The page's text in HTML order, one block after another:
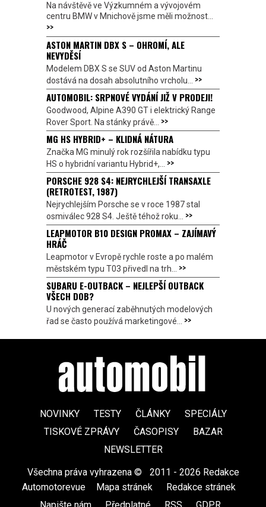
Na návštěvě ve Výzkumném a vývojovém
centru BMW v Mnichově jsme měli možnost...
>>
ASTON MARTIN DBX S – OHROMÍ, ALE
NEVYDĚSÍ
Modelem DBX S se SUV od Aston Martinu
dostává na dosah absolutního vrcholu... >>
AUTOMOBIL: SRPNOVÉ VYDÁNÍ JIŽ V PRODEJI!
Goodwood, Alpine A390 GT i elektrický Range
Rover Sport. Na stánky právě... >>
MG HS HYBRID+ – KLIDNÁ NÁTURA
Značka MG minulý rok rozšířila nabídku typu
HS o hybridní variantu Hybrid+,... >>
PORSCHE 928 S4: NEJRYCHLEJŠÍ TRANSAXLE
(RETROTEST, 1987)
Nejrychlejším Porsche se v roce 1987 stal
osmiválec 928 S4. Ještě téhož roku... >>
LEAPMOTOR B10 DESIGN PROMAX – ZAJÍMAVÝ
HRÁČ
Leapmotor v Evropě rychle roste a po malém
městském typu T03 přivedl na trh... >>
SUBARU E-OUTBACK – NEJLEPŠÍ OUTBACK
VŠECH DOB?
U nových generací zaběhnutých modelových
řad se často používá marketingové... >>
NOVINKY TESTY ČLÁNKY
SPECIÁLY
TISKOVÉ ZPRÁVY
ČASOPISY
BAZAR
NEWSLETTER
Všechna práva vyhrazena ©
2011 - 2026 Redakce
Automotorevue
Mapa stránek Redakce stránek